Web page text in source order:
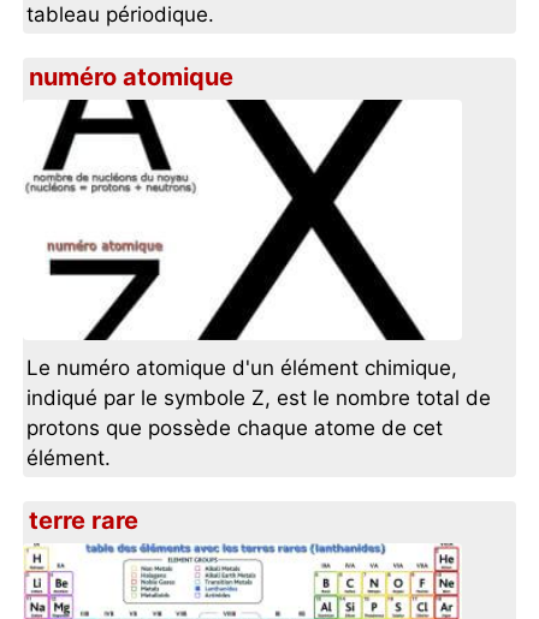
tableau périodique.
numéro atomique
Le numéro atomique d'un élément chimique,
indiqué par le symbole Z, est le nombre total de
protons que possède chaque atome de cet
élément.
terre rare